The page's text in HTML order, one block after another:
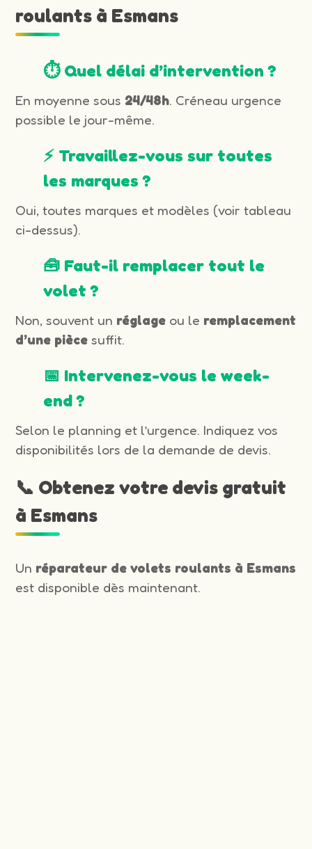
roulants à Esmans
⏱️ Quel délai d’intervention ?
En moyenne sous 24/48h. Créneau urgence
possible le jour-même.
⚡ Travaillez-vous sur toutes
les marques ?
Oui, toutes marques et modèles (voir tableau
ci-dessus).
🧰 Faut-il remplacer tout le
volet ?
Non, souvent un réglage ou le remplacement
d’une pièce suffit.
📅 Intervenez-vous le week-
end ?
Selon le planning et l’urgence. Indiquez vos
disponibilités lors de la demande de devis.
📞 Obtenez votre devis gratuit
à Esmans
Un réparateur de volets roulants à Esmans
est disponible dès maintenant.